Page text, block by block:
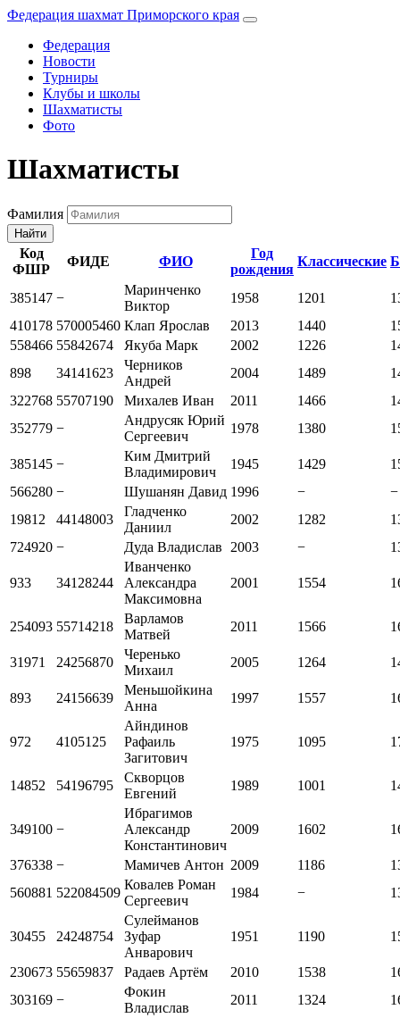
Федерация шахмат Приморского края
Федерация
Новости
Турниры
Клубы и школы
Шахматисты
Фото
Шахматисты
Фамилия
Найти
Код
ФШР
ФИДЕ ФИО
Год
рождения
Классические
385147 −
Маринченко
Виктор
1958 1201
410178 570005460 Клап Ярослав 2013 1440
558466 55842674 Якуба Марк 2002 1226
898
34141623
Черников
Андрей
2004 1489
322768 55707190 Михалев Иван 2011 1466
352779 −
Андрусяк Юрий
Сергеевич
1978 1380
385145 −
Ким Дмитрий
Владимирович
1945 1429
566280 − Шушанян Давид 1996 −
−
19812
44148003
Гладченко
Даниил
2002 1282
724920 − Дуда Владислав 2003 −
933 34128244
Иванченко
Александра
Максимовна
2001 1554
254093 55714218
Варламов
Матвей
2011 1566
31971 24256870
Черенько
Михаил
2005 1264
893 24156639
Меньшойкина
Анна
1997 1557
972 4105125
Айндинов
Рафаиль
Загитович
1975 1095
14852 54196795
Скворцов
Евгений
1989 1001
349100 −
Ибрагимов
Александр
Константинович
2009 1602
376338 − Мамичев Антон 2009 1186
560881 522084509
Ковалев Роман
Сергеевич
1984 −
30455 24248754
Сулейманов
Зуфар
Анварович
1951 1190
230673 55659837 Радаев Артём 2010 1538
303169 −
Фокин
Владислав
2011 1324